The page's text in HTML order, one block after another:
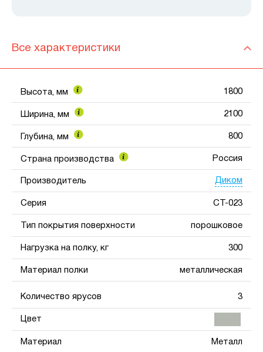
Все характеристики
Высота, мм 1800
Ширина, мм 2100
Глубина, мм 800
Страна производства Россия
Производитель Диком
Серия СТ-023
Тип покрытия поверхности порошковое
Нагрузка на полку, кг 300
Материал полки металлическая
Количество ярусов 3
Цвет
Материал Металл